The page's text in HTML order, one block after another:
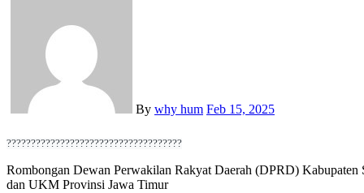
By why hum Feb 15, 2025
????????????????????????????????????
Rombongan Dewan Perwakilan Rakyat Daerah (DPRD) Kabupaten Situbondo melakukan kunjungan kerja ke Dinas Koperasi
dan UKM Provinsi Jawa Timur